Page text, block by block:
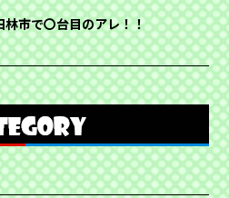
林市で〇台目のアレ！！